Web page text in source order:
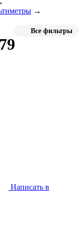
→
Все фильтры
Написать в